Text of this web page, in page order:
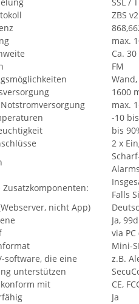
SSL /
ZBS
max.
Ca.
FM
1600
max.
-10
bis
2 x
Falls
nicht App)
Ja,
via
Mini-
software, die eine
unterstützen
z.B.
mit
CE,
Ja